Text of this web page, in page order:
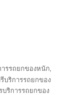
ารรถยกของหนัก,
บริการรถยกของ
บริการรถยกของ